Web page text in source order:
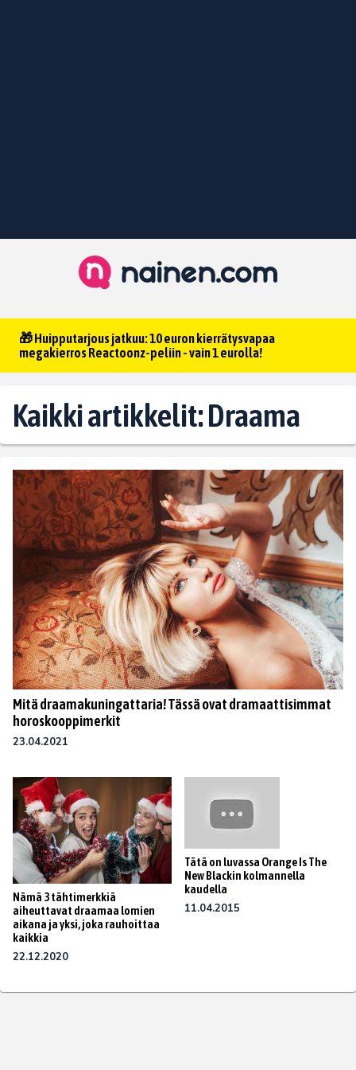
🎁 Huipputarjous jatkuu: 10 euron kierrätysvapaa
megakierros Reactoonz-peliin - vain 1 eurolla!
Kaikki artikkelit: Draama
Mitä draamakuningattaria! Tässä ovat dramaattisimmat
horoskooppimerkit
23.04.2021
Nämä 3 tähtimerkkiä
aiheuttavat draamaa lomien
aikana ja yksi, joka rauhoittaa
kaikkia
22.12.2020
Tätä on luvassa Orange Is The
New Blackin kolmannella
kaudella
11.04.2015